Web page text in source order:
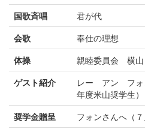
国歌斉唱
君が代
会歌
奉仕の理想
体操
親睦委員会 横
ゲスト紹介
レー アン フォ
年度米山奨学生）
奨学金贈呈
フォンさんへ（７